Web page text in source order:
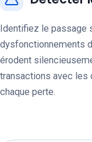
Identifiez le passage
dysfonctionnements
érodent
transactions avec les
chaque perte.